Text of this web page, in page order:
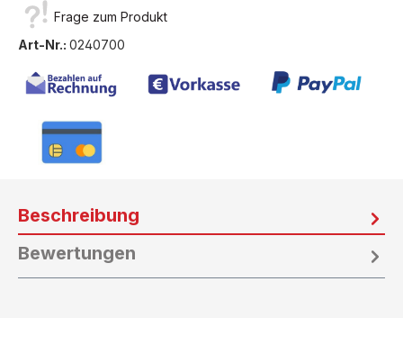
Frage zum Produkt
Art-Nr.: 0240700
Beschreibung
Bewertungen